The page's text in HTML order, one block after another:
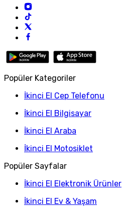
Popüler Kategoriler
İkinci El Cep Telefonu
İkinci El Bilgisayar
İkinci El Araba
İkinci El Motosiklet
Popüler Sayfalar
İkinci El Elektronik Ürünler
İkinci El Ev & Yaşam